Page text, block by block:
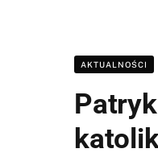
AKTUALNOŚCI